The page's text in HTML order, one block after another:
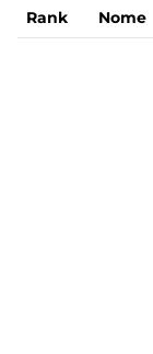
Rank Nome